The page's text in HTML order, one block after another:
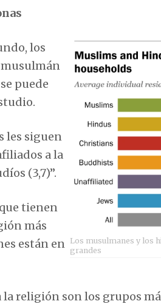
Los musulmanes y los
grandes
los
puede
les siguen
a la
(3,7)”.
tienen
más
están en
religión son los grupos